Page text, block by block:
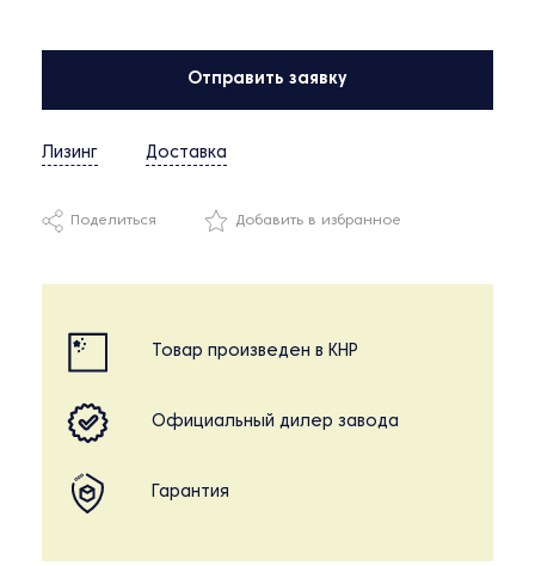
Отправить заявку
Лизинг Доставка
Поделиться Добавить в избранное
Товар произведен в КНР
Официальный дилер завода
Гарантия